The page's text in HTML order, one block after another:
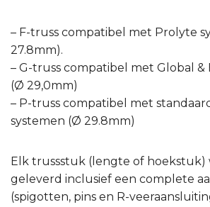
– F-truss compatibel met Prolyte
27.8mm).
– G-truss compatibel met Global &
(Ø 29,0mm)
– P-truss compatibel met
systemen (Ø 29.8mm)
Elk trussstuk (lengte of hoekstuk)
geleverd inclusief een complete
(spigotten, pins en R-